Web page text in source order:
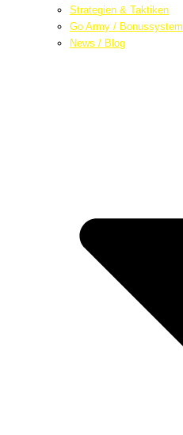
Strategien & Taktiken
Go Army / Bonussystem
News / Blog